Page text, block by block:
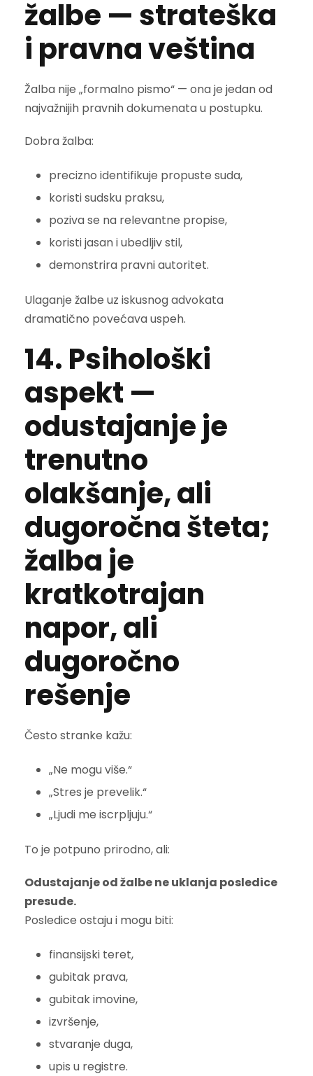
žalbe — strateška
i pravna veština
Žalba nije „formalno pismo“ — ona je jedan od
najvažnijih pravnih dokumenata u postupku.
Dobra žalba:
precizno identifikuje propuste suda,
koristi sudsku praksu,
poziva se na relevantne propise,
koristi jasan i ubedljiv stil,
demonstrira pravni autoritet.
Ulaganje žalbe uz iskusnog advokata
dramatično povećava uspeh.
14. Psihološki
aspekt —
odustajanje je
trenutno
olakšanje, ali
dugoročna šteta;
žalba je
kratkotrajan
napor, ali
dugoročno
rešenje
Često stranke kažu:
„Ne mogu više.“
„Stres je prevelik.“
„Ljudi me iscrpljuju.“
To je potpuno prirodno, ali:
Odustajanje od žalbe ne uklanja posledice
presude.
Posledice ostaju i mogu biti:
finansijski teret,
gubitak prava,
gubitak imovine,
izvršenje,
stvaranje duga,
upis u registre.